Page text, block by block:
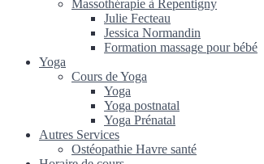
Massothérapie à Repentigny
Julie Fecteau
Jessica Normandin
Formation massage pour bébé
Yoga
Cours de Yoga
Yoga
Yoga postnatal
Yoga Prénatal
Autres Services
Ostéopathie Havre santé